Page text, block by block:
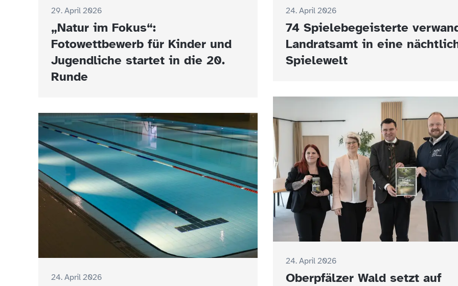
29. April 2026
„Natur im Fokus“:
Fotowettbewerb für Kinder und
Jugendliche startet in die 20.
Runde
24. April 2026
74 Spielebegeisterte
Landratsamt in eine
Spielewelt
24. April 2026
Oberpfälzer Wald setzt auf
24. April 2026